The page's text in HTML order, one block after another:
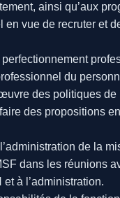
ainsi qu’aux
en vue de recruter et
du
des politiques
des propositions
de la
dans les réunions
à l’administration.